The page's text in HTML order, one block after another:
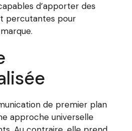
d’apporter des
percutantes pour
de premier plan
approche universelle